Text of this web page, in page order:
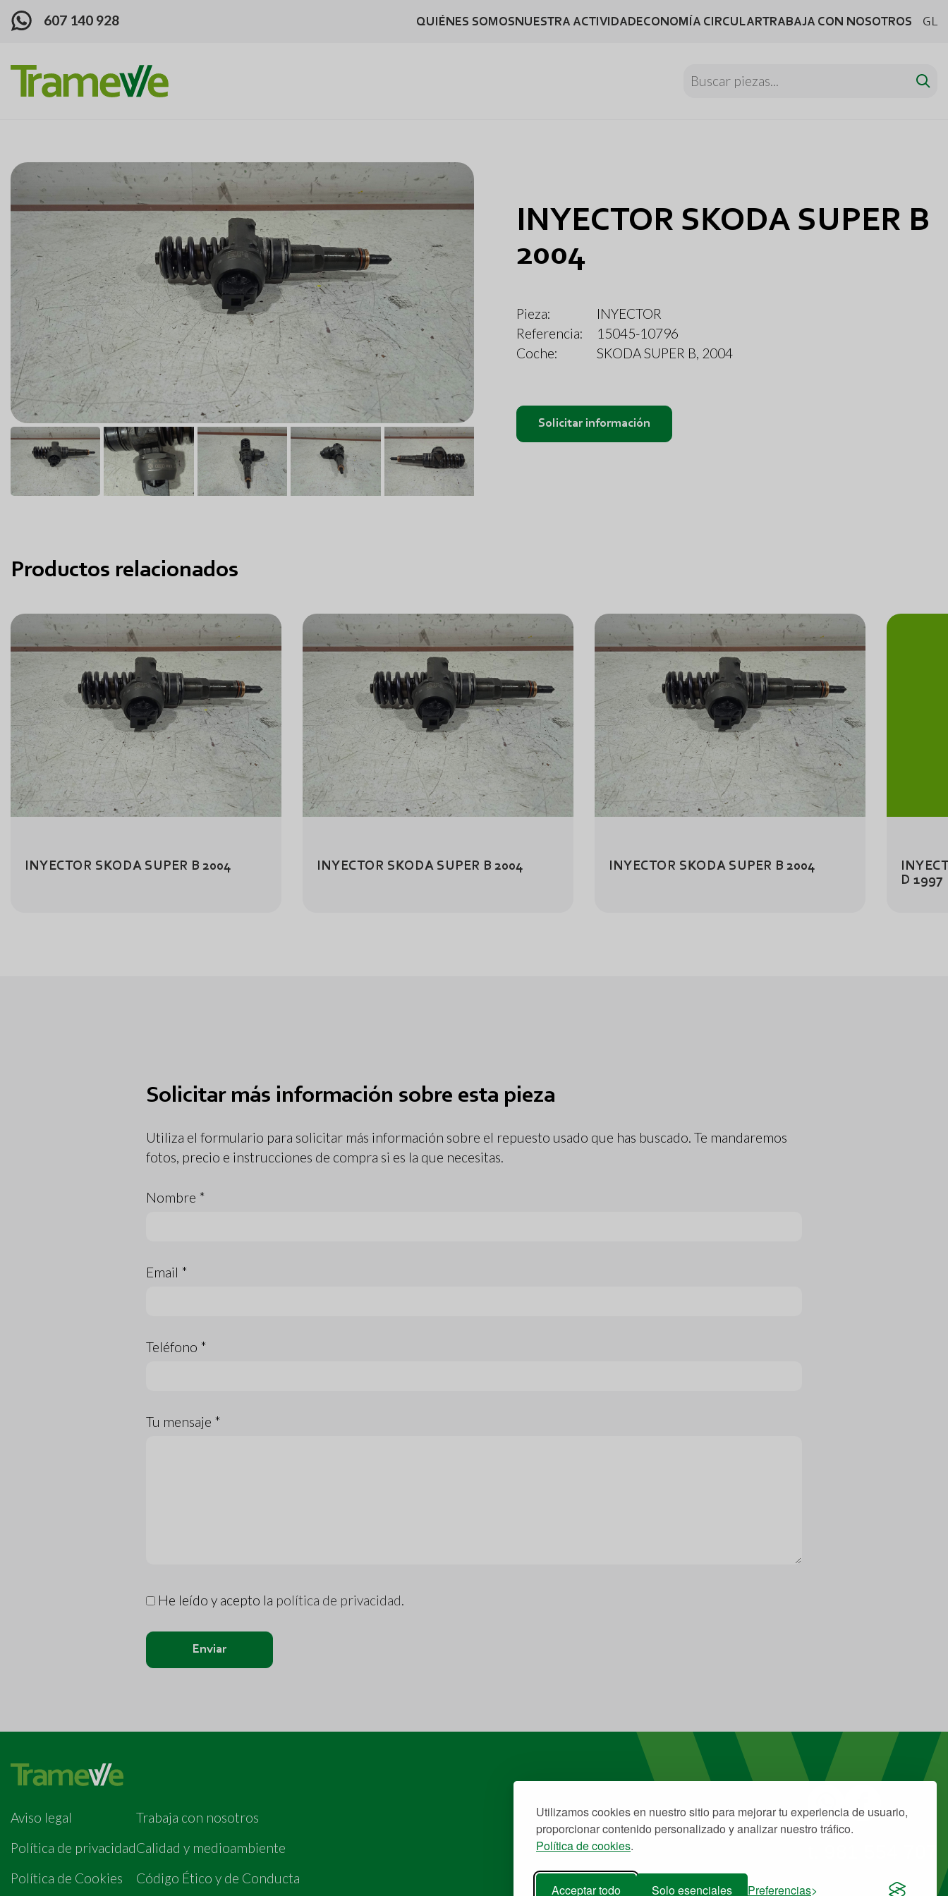
Utilizamos cookies en nuestro sitio para mejorar tu experiencia de usuario,
proporcionar contenido personalizado y analizar nuestro tráfico.
Política de cookies.
Acceptar todo Solo esenciales Preferencias
607 140 928 QUIÉNES SOMOSNUESTRA ACTIVIDADECONOMÍA CIRCULAR TRABAJA CON NOSOTROS GL
INYECTOR SKODA SUPER B
2004
Pieza:
INYECTOR
Referencia:
15045-10796
Coche:
SKODA SUPER B, 2004
Solicitar información
Productos relacionados
INYECTOR SKODA SUPER B 2004 INYECTOR SKODA SUPER B 2004 INYECTOR SKODA SUPER B 2004
D 1997
Solicitar más información sobre esta pieza
Utiliza el formulario para solicitar más información sobre el repuesto usado que has buscado. Te mandaremos
fotos, precio e instrucciones de compra si es la que necesitas.
Nombre *
Email *
Teléfono *
Tu mensaje *
He leído y acepto la política de privacidad.
Enviar
Aviso legal
Política de privacidad
Política de Cookies
Trabaja con nosotros
Calidad y medioambiente
Código Ético y de Conducta